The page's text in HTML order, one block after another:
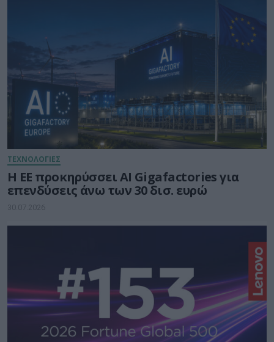
ΤΕΧΝΟΛΟΓΙΕΣ
Η ΕΕ προκηρύσσει AI Gigafactories για
επενδύσεις άνω των 30 δισ. ευρώ
30.07.2026